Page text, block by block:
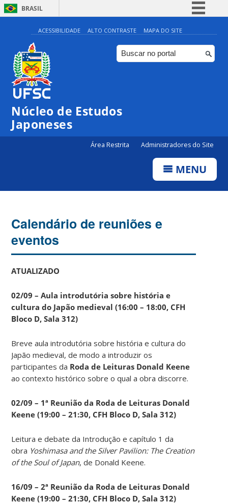
BRASIL
Simplifique!
Comunica BR
Participe
ACESSIBILIDADE ALTO CONTRASTE MAPA DO SITE
Núcleo de Estudos
Japoneses
Área Restrita Administradores do Site
MENU
Calendário de reuniões e
eventos
ATUALIZADO
02/09 – Aula introdutória sobre história e
cultura do Japão medieval (16:00 – 18:00, CFH
Bloco D, Sala 312)
Breve aula introdutória sobre história e cultura do
Japão medieval, de modo a introduzir os
participantes da Roda de Leituras Donald Keene
ao contexto histórico sobre o qual a obra discorre.
02/09 – 1ª Reunião da Roda de Leituras Donald
Keene (19:00 – 21:30, CFH Bloco D, Sala 312)
Leitura e debate da Introdução e capítulo 1 da
obra Yoshimasa and the Silver Pavilion: The Creation
of the Soul of Japan, de Donald Keene.
16/09 – 2ª Reunião da Roda de Leituras Donald
Keene (19:00 – 21:30, CFH Bloco D, Sala 312)